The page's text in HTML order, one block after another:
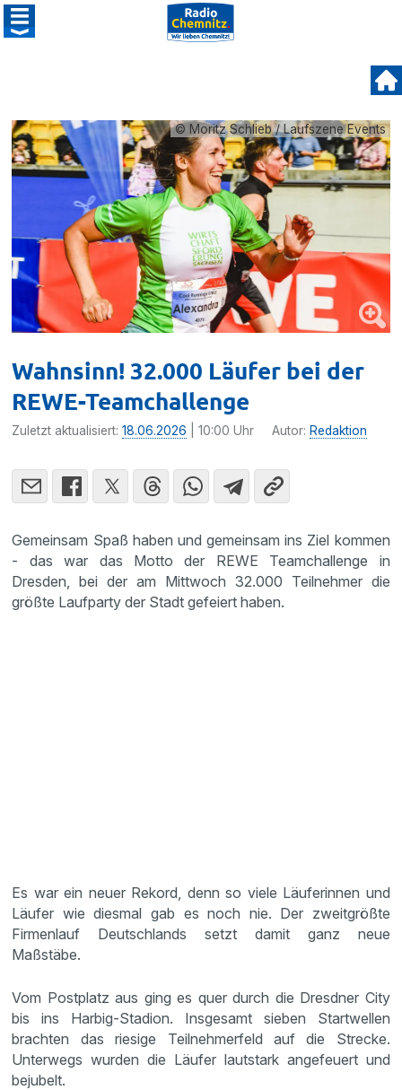
© Moritz Schlieb / Laufszene Events
Wahnsinn! 32.000 Läufer bei der
REWE-Teamchallenge
Zuletzt aktualisiert:18.06.2026 | 10:00 Uhr Autor: Redaktion
Gemeinsam Spaß haben und gemeinsam ins Ziel kommen
- das war das Motto der REWE Teamchallenge in
Dresden, bei der am Mittwoch 32.000 Teilnehmer die
größte Laufparty der Stadt gefeiert haben.
Es war ein neuer Rekord, denn so viele Läuferinnen und
Läufer wie diesmal gab es noch nie. Der zweitgrößte
Firmenlauf Deutschlands setzt damit ganz neue
Maßstäbe.
Vom Postplatz aus ging es quer durch die Dresdner City
bis ins Harbig-Stadion. Insgesamt sieben Startwellen
brachten das riesige Teilnehmerfeld auf die Strecke.
Unterwegs wurden die Läufer lautstark angefeuert und
bejubelt.